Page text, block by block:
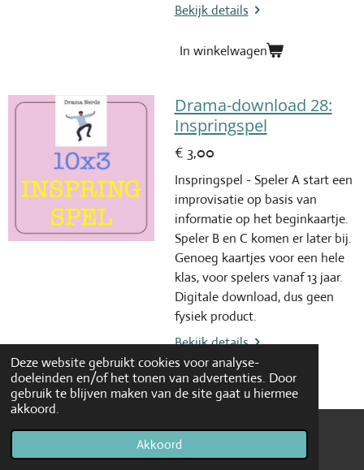
Deze website gebruikt cookies voor analyse-
doeleinden en/of het tonen van advertenties. Door
gebruik te blijven maken van de site gaat u hiermee
akkoord.
Akkoord
Bekijk details
In winkelwagen
Drama-download 28:
Inspringspel
€ 3,00
Inspringspel - Speler A start een
improvisatie op basis van
informatie op het beginkaartje.
Speler B en C komen er later bij.
Genoeg kaartjes voor een hele
klas, voor spelers vanaf 13 jaar.
Digitale download, dus geen
fysiek product.
Bekijk details
In winkelwagen
Drama-download 29:
Gescheiden informatie